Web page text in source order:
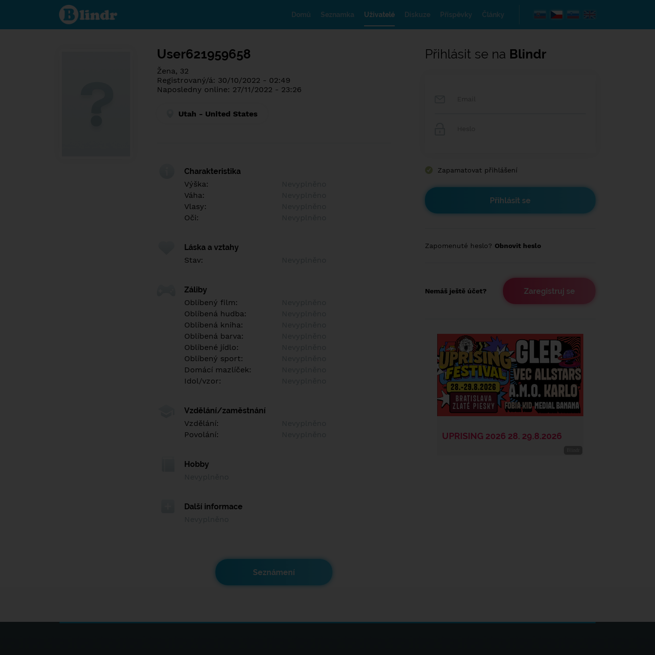
Poznej co je
pod maskou.
Seznamovací
Domů Seznamka Uživatelé Diskuze Příspěvky Články
User621959658
Žena, 32
Registrovaný/á: 30/10/2022 - 02:49
Naposledny online: 27/11/2022 - 23:26
Utah - United States
Charakteristika
Výška:
Váha:
Vlasy:
Oči:
Láska a vztahy
Stav:
Záliby
Oblíbený film:
Oblíbená hudba:
Oblíbená kniha:
Oblíbená barva:
Oblíbené jídlo:
Oblíbený sport:
Domácí mazlíček:
Idol/vzor:
Vzdělání/zaměstnání
Vzdělání:
Povolání:
Hobby
Další informace
Seznámení
Přihlásit se na Blindr
Zapamatovat přihlášení
Zapomenuté heslo? Obnovit heslo
Nemáš ještě účet? Zaregistruj se